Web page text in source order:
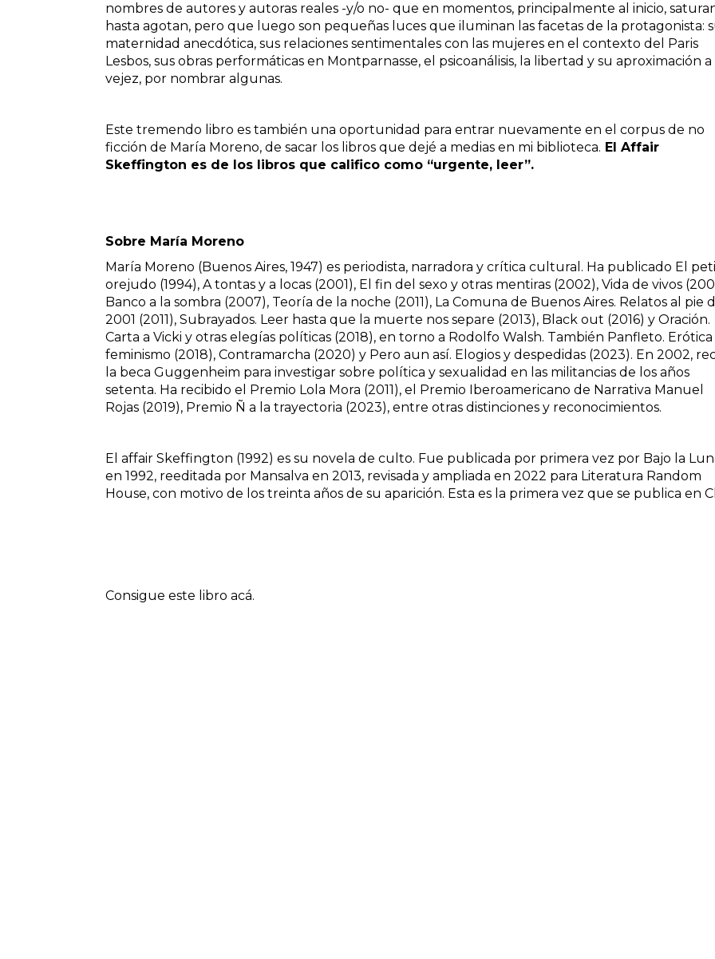
nombres de autores y autoras reales -y/o no- que en momentos, principalmente al inicio,
hasta agotan, pero que luego son pequeñas luces que iluminan las facetas de la protagonista:
maternidad anecdótica, sus relaciones sentimentales con las mujeres en el contexto del Paris
Lesbos, sus obras performáticas en Montparnasse, el psicoanálisis, la libertad y su aproximación a
vejez, por nombrar algunas.
Este tremendo libro es también una oportunidad para entrar nuevamente en el corpus de no
ficción de María Moreno, de sacar los libros que dejé a medias en mi biblioteca. El Affair
Skeffington es de los libros que califico como “urgente, leer”.
Sobre María Moreno
María Moreno (Buenos Aires, 1947) es periodista, narradora y crítica cultural. Ha publicado El
orejudo (1994), A tontas y a locas (2001), El fin del sexo y otras mentiras (2002), Vida de vivos
Banco a la sombra (2007), Teoría de la noche (2011), La Comuna de Buenos Aires. Relatos al pie
2001 (2011), Subrayados. Leer hasta que la muerte nos separe (2013), Black out (2016) y Oración.
Carta a Vicki y otras elegías políticas (2018), en torno a Rodolfo Walsh. También Panfleto. Erótica
feminismo (2018), Contramarcha (2020) y Pero aun así. Elogios y despedidas (2023). En 2002,
la beca Guggenheim para investigar sobre política y sexualidad en las militancias de los años
setenta. Ha recibido el Premio Lola Mora (2011), el Premio Iberoamericano de Narrativa Manuel
Rojas (2019), Premio Ñ a la trayectoria (2023), entre otras distinciones y reconocimientos.
El affair Skeffington (1992) es su novela de culto. Fue publicada por primera vez por Bajo la
en 1992, reeditada por Mansalva en 2013, revisada y ampliada en 2022 para Literatura Random
House, con motivo de los treinta años de su aparición. Esta es la primera vez que se publica en
Consigue este libro acá.